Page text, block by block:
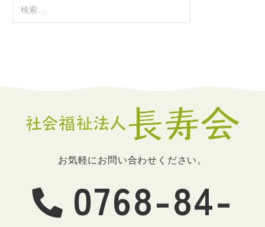
索:
お気軽にお問い合わせください。
0768-84-